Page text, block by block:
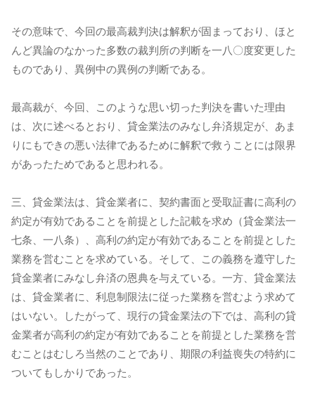
その意味で、今回の最高裁判決は解釈が固まっており、ほと
んど異論のなかった多数の裁判所の判断を一八〇度変更した
ものであり、異例中の異例の判断である。
最高裁が、今回、このような思い切った判決を書いた理由
は、次に述べるとおり、貸金業法のみなし弁済規定が、あま
りにもできの悪い法律であるために解釈で救うことには限界
があったためであると思われる。
三、貸金業法は、貸金業者に、契約書面と受取証書に高利の
約定が有効であることを前提とした記載を求め（貸金業法一
七条、一八条）、高利の約定が有効であることを前提とした
業務を営むことを求めている。そして、この義務を遵守した
貸金業者にみなし弁済の恩典を与えている。一方、貸金業法
は、貸金業者に、利息制限法に従った業務を営むよう求めて
はいない。したがって、現行の貸金業法の下では、高利の貸
金業者が高利の約定が有効であることを前提とした業務を営
むことはむしろ当然のことであり、期限の利益喪失の特約に
ついてもしかりであった。